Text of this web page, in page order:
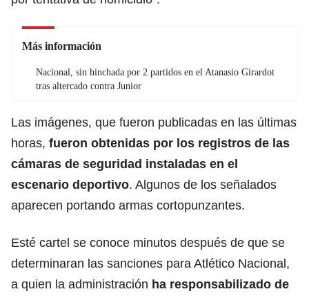
Más información
Nacional, sin hinchada por 2 partidos en el Atanasio Girardot
tras altercado contra Junior
Las imágenes, que fueron publicadas en las últimas
horas, fueron obtenidas por los registros de las
cámaras de seguridad instaladas en el
escenario deportivo. Algunos de los señalados
aparecen portando armas cortopunzantes.
Esté cartel se conoce minutos después de que se
determinaran las sanciones para Atlético Nacional,
a quien la administración ha responsabilizado de